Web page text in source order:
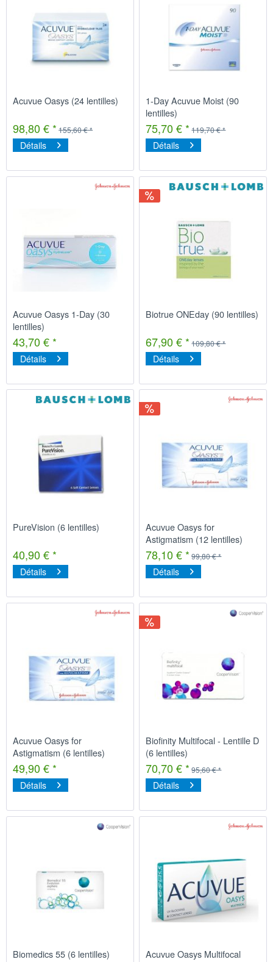
Acuvue Oasys (24 lentilles)
98,80 € * 155,60 € *
Détails
1-Day Acuvue Moist (90
lentilles)
75,70 € * 119,70 € *
Détails
Acuvue Oasys 1-Day (30
lentilles)
43,70 € *
Détails
Biotrue ONEday (90 lentilles)
67,90 € * 109,80 € *
Détails
PureVision (6 lentilles)
40,90 € *
Détails
Acuvue Oasys for
Astigmatism (12 lentilles)
78,10 € * 99,80 € *
Détails
Acuvue Oasys for
Astigmatism (6 lentilles)
49,90 € *
Détails
Biofinity Multifocal - Lentille D
(6 lentilles)
70,70 € * 95,60 € *
Détails
Biomedics 55 (6 lentilles)
Acuvue Oasys Multifocal